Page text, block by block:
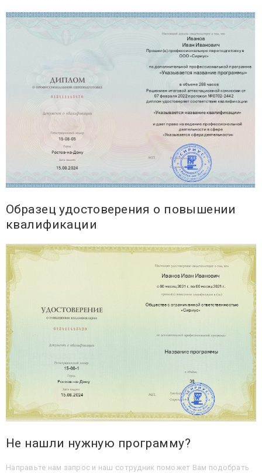
Образец удостоверения о повышении
квалификации
Не нашли нужную программу?
Направьте нам запрос и наш сотрудник поможет Вам подобрать